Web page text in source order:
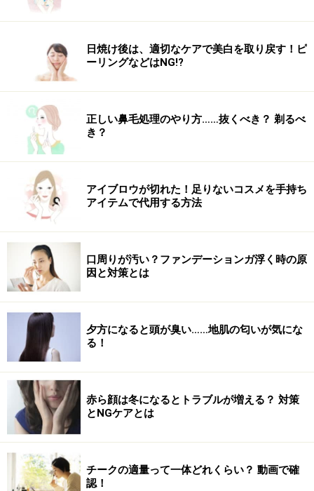
日焼け後は、適切なケアで美白を取り戻す！ピ
ーリングなどはNG!?
正しい鼻毛処理のやり方……抜くべき？ 剃るべ
き？
アイブロウが切れた！足りないコスメを手持ち
アイテムで代用する方法
口周りが汚い？ファンデーションガ浮く時の原
因と対策とは
夕方になると頭が臭い……地肌の匂いが気にな
る！
赤ら顔は冬になるとトラブルが増える？ 対策
とNGケアとは
チークの適量って一体どれくらい？ 動画で確
認！